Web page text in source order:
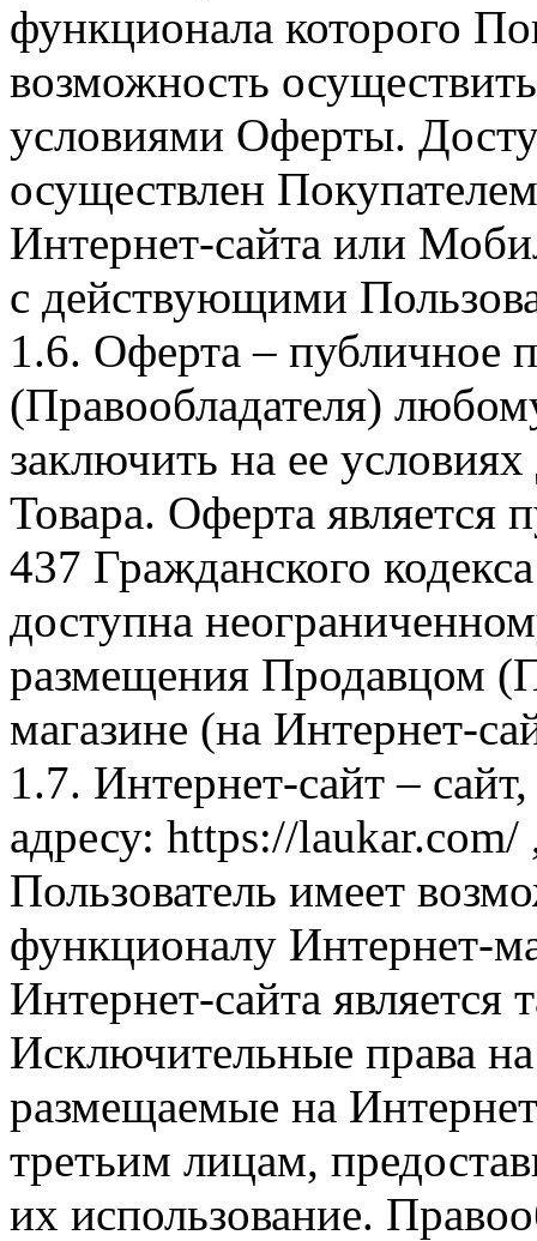
функционала которого
возможность
условиями Оферты.
осуществлен
Интернет-сайта или
с действующими
1.6. Оферта – публичное
(Правообладателя)
заключить на ее
Товара. Оферта является
437 Гражданского
доступна
размещения Продавцом
магазине (на Интернет-
1.7. Интернет-сайт –
адресу: https://laukar.com/
Пользователь имеет
функционалу Интернет-
Интернет-сайта
Исключительные права
размещаемые на
третьим лицам,
их использование.